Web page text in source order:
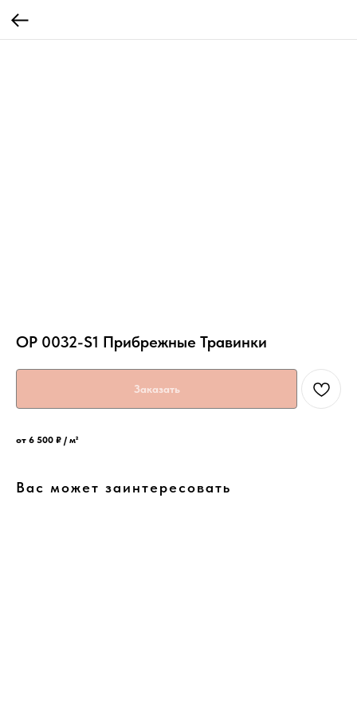
OP 0032-S1 Прибрежные Травинки
Заказать
от 6 500 ₽ / м²
Вас может заинтересовать